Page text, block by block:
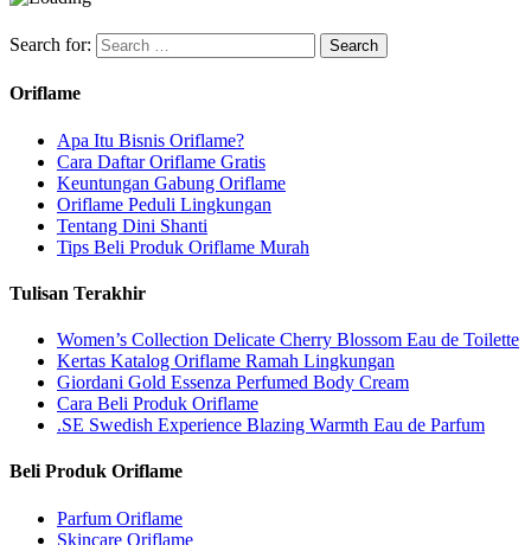
Search for:
Oriflame
Apa Itu Bisnis Oriflame?
Cara Daftar Oriflame Gratis
Keuntungan Gabung Oriflame
Oriflame Peduli Lingkungan
Tentang Dini Shanti
Tips Beli Produk Oriflame Murah
Tulisan Terakhir
Women’s Collection Delicate Cherry Blossom Eau de Toilette
Kertas Katalog Oriflame Ramah Lingkungan
Giordani Gold Essenza Perfumed Body Cream
Cara Beli Produk Oriflame
.SE Swedish Experience Blazing Warmth Eau de Parfum
Beli Produk Oriflame
Parfum Oriflame
Skincare Oriflame